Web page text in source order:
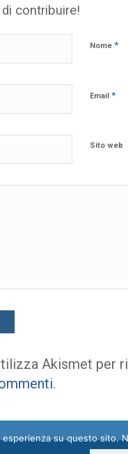
contribuire!
Nome *
Email *
Sito web
Akismet per
.
su questo